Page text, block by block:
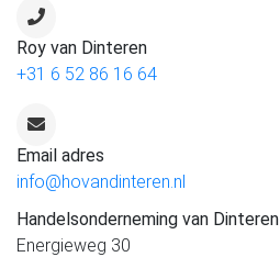
Roy van Dinteren
+31 6 52 86 16 64
Email adres
info@hovandinteren.nl
Handelsonderneming van Dinteren
Energieweg 30